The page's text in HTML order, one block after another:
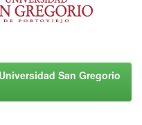
San Gregorio